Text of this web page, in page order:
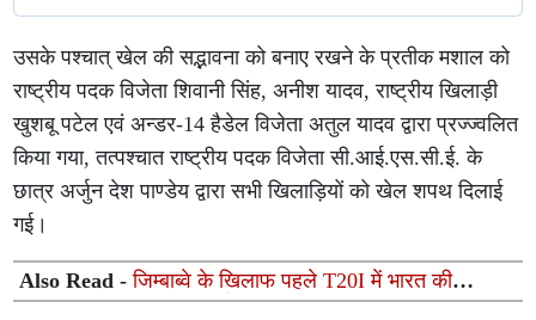
उसके पश्चात् खेल की सद्भावना को बनाए रखने के प्रतीक मशाल को
राष्ट्रीय पदक विजेता शिवानी सिंह, अनीश यादव, राष्ट्रीय खिलाड़ी
खुशबू पटेल एवं अन्डर-14 हैडेल विजेता अतुल यादव द्वारा प्रज्ज्वलित
किया गया, तत्पश्चात राष्ट्रीय पदक विजेता सी.आई.एस.सी.ई. के
छात्र अर्जुन देश पाण्डेय द्वारा सभी खिलाड़ियों को खेल शपथ दिलाई
गई।
Also Read -जिम्बाब्वे के खिलाफ पहले T20I में भारत की
संभावित प्लेइंग XI: वैभव सूर्यवंशी और रिंकू सिंह की वापसी संभव